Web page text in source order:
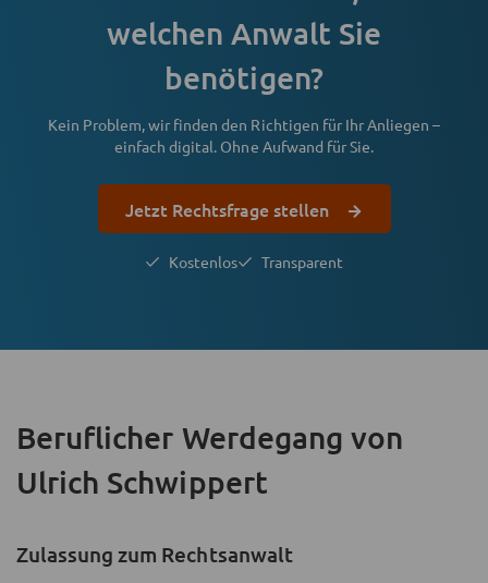
welchen Anwalt Sie
benötigen?
Kein Problem, wir finden den Richtigen für Ihr Anliegen –
einfach digital. Ohne Aufwand für Sie.
Jetzt Rechtsfrage stellen
Kostenlos Transparent
Beruflicher Werdegang von
Ulrich Schwippert
Zulassung zum Rechtsanwalt